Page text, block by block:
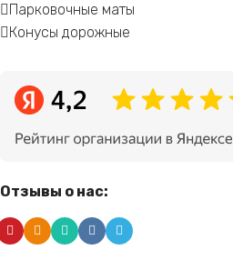
Парковочные маты
Конусы дорожные
Отзывы о нас: